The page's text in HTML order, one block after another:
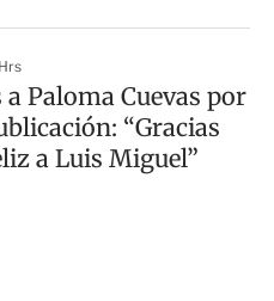
Paloma Cuevas por
“Gracias
a Luis Miguel”